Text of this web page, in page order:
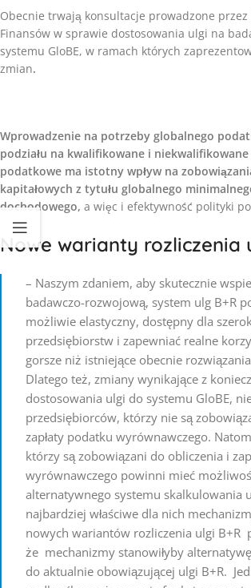
Obecnie trwają konsultacje prowadzone
Finansów w sprawie dostosowania ulgi na
systemu GloBE, w ramach których
zmian.
Wprowadzenie na potrzeby globalnego
podziału na kwalifikowane i
podatkowe ma istotny wpływ na
kapitałowych z tytułu globalnego
dochodowego, a więc i efektywność polityki
Nowe warianty rozliczenia
– Naszym zdaniem, aby skutecznie
badawczo-rozwojową, system ulg B+R
możliwie elastyczny, dostępny dla
przedsiębiorstw i zapewniać realne
gorsze niż istniejące obecnie
Dlatego też, zmiany wynikające z
dostosowania ulgi do systemu GloBE,
przedsiębiorców, którzy nie są
zapłaty podatku wyrównawczego.
którzy są zobowiązani do obliczenia i
wyrównawczego powinni mieć
alternatywnego systemu skalkulowania
najbardziej właściwe dla nich
nowych wariantów rozliczenia ulgi B+R
że mechanizmy stanowiłyby
do aktualnie obowiązującej ulgi B+R.